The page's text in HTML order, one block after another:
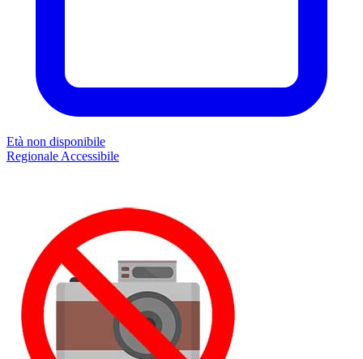
Età non disponibile
Regionale Accessibile